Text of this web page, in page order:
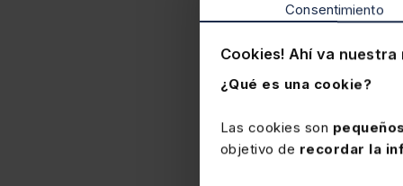
Consentimiento
Cookies! Ahí va nuestra
¿Qué es una cookie?
Las cookies son
objetivo de recordar la